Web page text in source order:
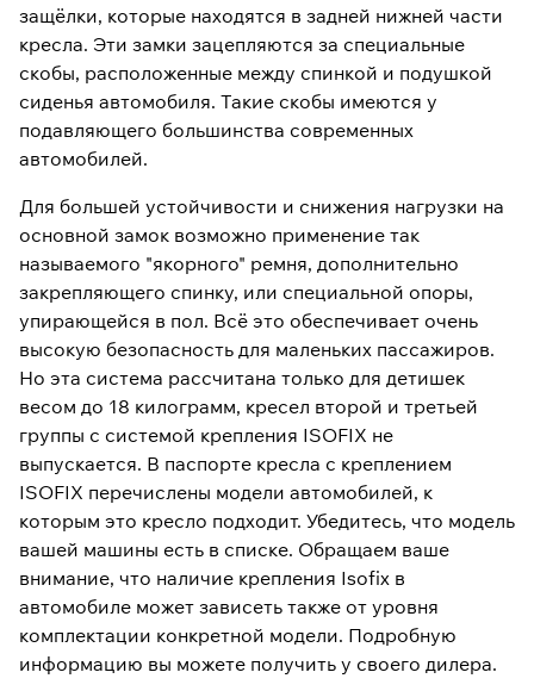
защёлки, которые находятся в задней нижней части
кресла. Эти замки зацепляются за специальные
скобы, расположенные между спинкой и подушкой
сиденья автомобиля. Такие скобы имеются у
подавляющего большинства современных
автомобилей.
Для большей устойчивости и снижения нагрузки на
основной замок возможно применение так
называемого "якорного" ремня, дополнительно
закрепляющего спинку, или специальной опоры,
упирающейся в пол. Всё это обеспечивает очень
высокую безопасность для маленьких пассажиров.
Но эта система рассчитана только для детишек
весом до 18 килограмм, кресел второй и третьей
группы с системой крепления ISOFIX не
выпускается. В паспорте кресла с креплением
ISOFIX перечислены модели автомобилей, к
которым это кресло подходит. Убедитесь, что модель
вашей машины есть в списке. Обращаем ваше
внимание, что наличие крепления Isofix в
автомобиле может зависеть также от уровня
комплектации конкретной модели. Подробную
информацию вы можете получить у своего дилера.